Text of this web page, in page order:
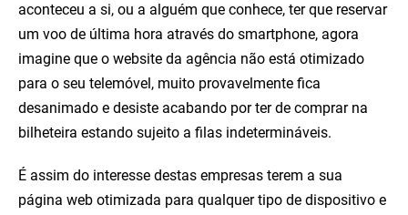
aconteceu a si, ou a alguém que conhece, ter que reservar
um voo de última hora através do smartphone, agora
imagine que o website da agência não está otimizado
para o seu telemóvel, muito provavelmente fica
desanimado e desiste acabando por ter de comprar na
bilheteira estando sujeito a filas indetermináveis.
É assim do interesse destas empresas terem a sua
página web otimizada para qualquer tipo de dispositivo e